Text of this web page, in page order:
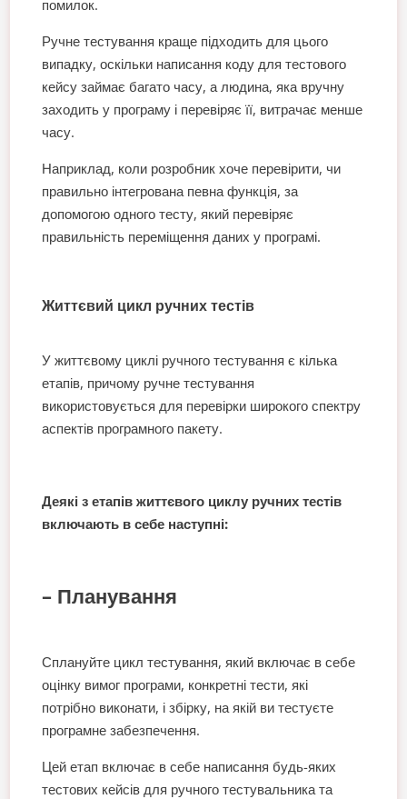
помилок.
Ручне тестування краще підходить для цього
випадку, оскільки написання коду для тестового
кейсу займає багато часу, а людина, яка вручну
заходить у програму і перевіряє її, витрачає менше
часу.
Наприклад, коли розробник хоче перевірити, чи
правильно інтегрована певна функція, за
допомогою одного тесту, який перевіряє
правильність переміщення даних у програмі.
Життєвий цикл ручних тестів
У життєвому циклі ручного тестування є кілька
етапів, причому ручне тестування
використовується для перевірки широкого спектру
аспектів програмного пакету.
Деякі з етапів життєвого циклу ручних тестів
включають в себе наступні:
– Планування
Сплануйте цикл тестування, який включає в себе
оцінку вимог програми, конкретні тести, які
потрібно виконати, і збірку, на якій ви тестуєте
програмне забезпечення.
Цей етап включає в себе написання будь-яких
тестових кейсів для ручного тестувальника та